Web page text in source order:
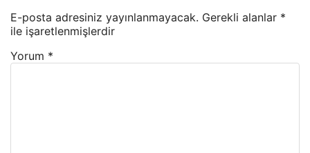
E-posta adresiniz yayınlanmayacak. Gerekli alanlar *
ile işaretlenmişlerdir
Yorum *